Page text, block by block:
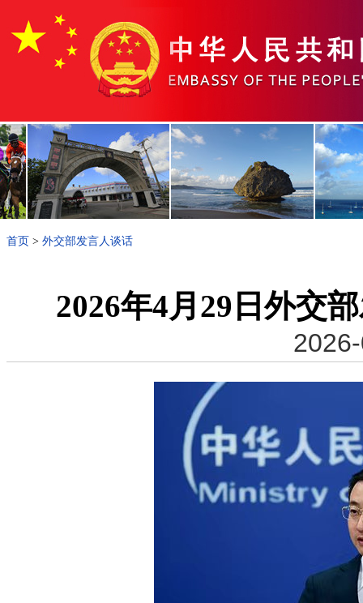
首页 > 外交部发言人谈话
2026年4月29日外交